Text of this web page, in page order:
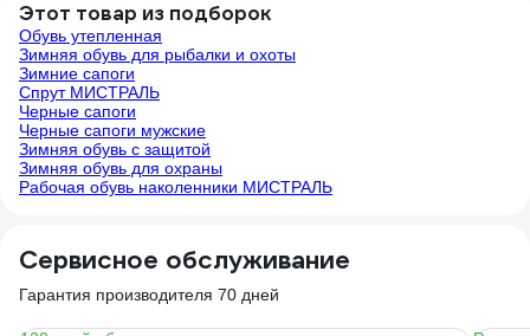
Этот товар из подборок
Обувь утепленная
Зимняя обувь для рыбалки и охоты
Зимние сапоги
Спрут МИСТРАЛЬ
Черные сапоги
Черные сапоги мужские
Зимняя обувь с защитой
Зимняя обувь для охраны
Рабочая обувь наколенники МИСТРАЛЬ
Сервисное обслуживание
Гарантия производителя 70 дней